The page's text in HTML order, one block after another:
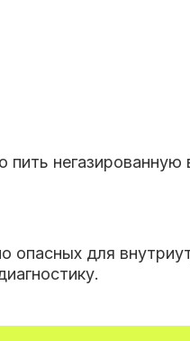
пить
опасных для